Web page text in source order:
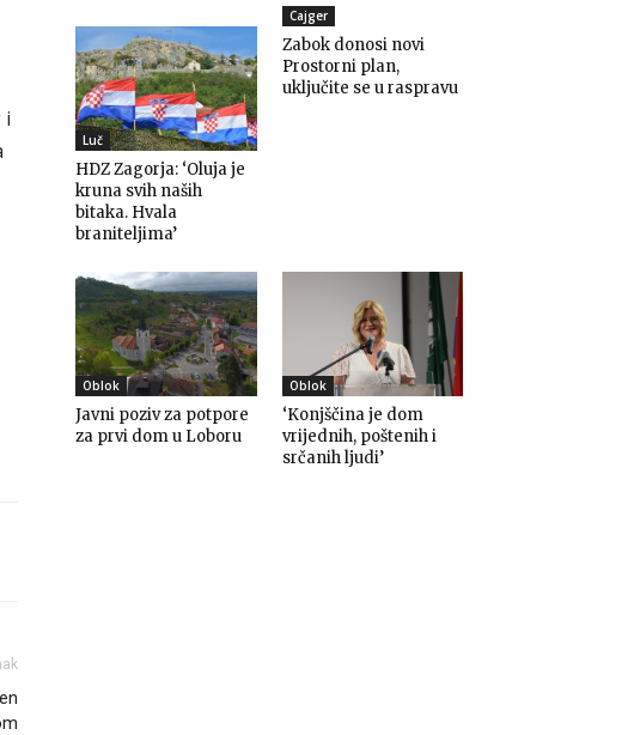
i
Luč
HDZ Zagorja: ‘Oluja je
kruna svih naših
bitaka. Hvala
braniteljima’
Cajger
Zabok donosi novi
Prostorni plan,
uključite se u raspravu
Oblok
Javni poziv za potpore
za prvi dom u Loboru
Oblok
‘Konjščina je dom
vrijednih, poštenih i
srčanih ljudi’